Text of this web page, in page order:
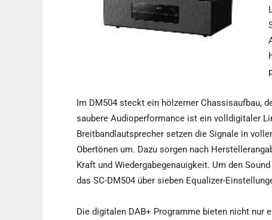
Im DM504 steckt ein hölzerner Chassisaufbau,
saubere Audioperformance ist ein volldigitaler
Breitbandlautsprecher setzen die Signale in
Obertönen um. Dazu sorgen nach
Kraft und Wiedergabegenauigkeit. Um den
das SC-DM504 über sieben Equalizer-
Die digitalen DAB+ Programme bieten nicht nur